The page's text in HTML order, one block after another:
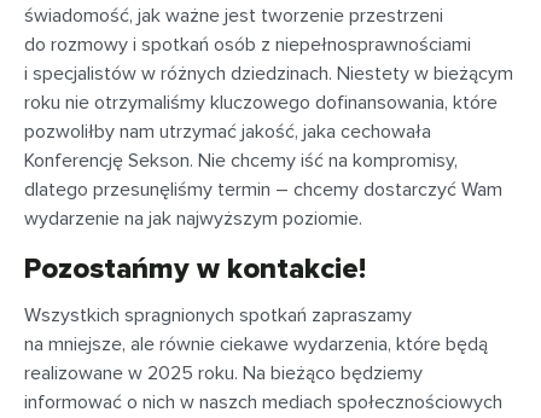
świadomość, jak ważne jest tworzenie przestrzeni
do rozmowy i spotkań osób z niepełnosprawnościami
i specjalistów w różnych dziedzinach. Niestety w bieżącym
roku nie otrzymaliśmy kluczowego dofinansowania, które
pozwoliłby nam utrzymać jakość, jaka cechowała
Konferencję Sekson. Nie chcemy iść na kompromisy,
dlatego przesunęliśmy termin – chcemy dostarczyć Wam
wydarzenie na jak najwyższym poziomie.
Pozostańmy w kontakcie!
Wszystkich spragnionych spotkań zapraszamy
na mniejsze, ale równie ciekawe wydarzenia, które będą
realizowane w 2025 roku. Na bieżąco będziemy
informować o nich w naszch mediach społecznościowych